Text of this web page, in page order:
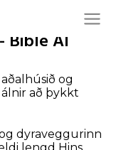
Bible AI
og
að þykkt
dyraveggurinn